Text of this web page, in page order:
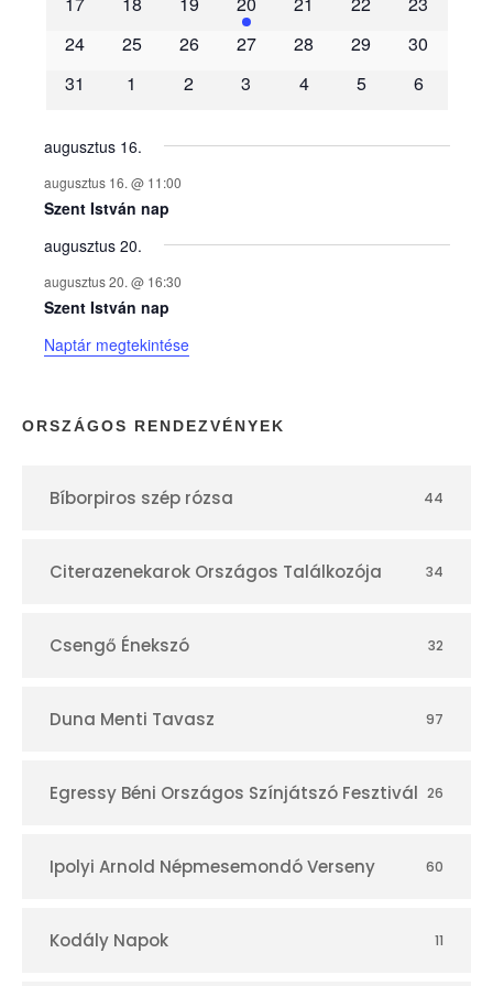
é
n
y
e
k
n
a
p
r
24
25 26 27 28 29
30
31
1 2 3 4 5 6
augusztus 16.
augusztus 16. @ 11:00
Szent István nap
augusztus 20.
augusztus 20. @ 16:30
Szent István nap
Naptár megtekintése
ORSZÁGOS RENDEZVÉNYEK
Bíborpiros szép rózsa 44
Citerazenekarok Országos Találkozója 34
Csengő Énekszó 32
Duna Menti Tavasz 97
Egressy Béni Országos Színjátszó Fesztivál 26
Ipolyi Arnold Népmesemondó Verseny 60
Kodály Napok 11